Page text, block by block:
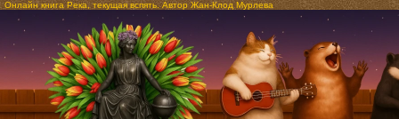
Онлайн книга Река, текущая вспять. Автор Жан-Клод Мурлева